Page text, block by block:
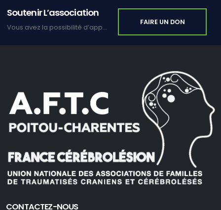
Soutenir L’association
Vous avez la possibilité d’apporter votre soutien en faisant un don.
FAIRE UN DON
CONTACTEZ-NOUS